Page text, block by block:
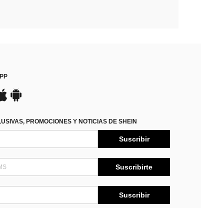
PROMOCIONES Y NOTICIAS DE SHEIN
Suscribir
Suscribirte
Suscribir